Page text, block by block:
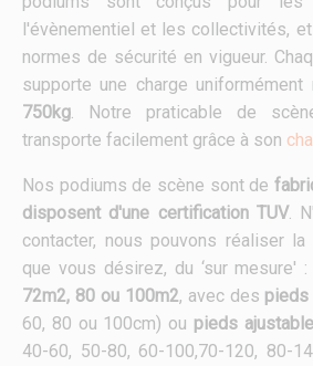
l'évènementiel et les collectivités,
normes de sécurité en vigueur.
supporte une charge uniformément
750kg. Notre praticable de
transporte facilement grâce à son
Nos podiums de scène sont de
disposent d'une certification TUV.
contacter, nous pouvons réaliser
que vous désirez, du ‘sur mesure' :
72m2, 80 ou 100m2, avec des
60, 80 ou 100cm) ou pieds
40-60, 50-80, 60-100,70-120, 80-